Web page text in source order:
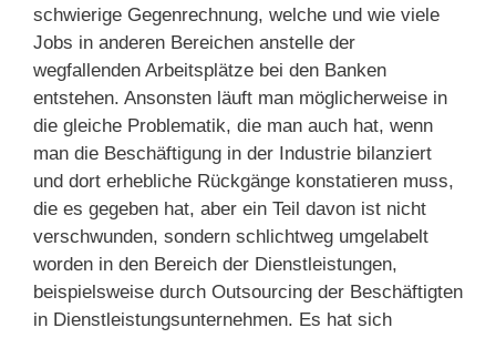
schwierige Gegenrechnung, welche und wie viele
Jobs in anderen Bereichen anstelle der
wegfallenden Arbeitsplätze bei den Banken
entstehen. Ansonsten läuft man möglicherweise in
die gleiche Problematik, die man auch hat, wenn
man die Beschäftigung in der Industrie bilanziert
und dort erhebliche Rückgänge konstatieren muss,
die es gegeben hat, aber ein Teil davon ist nicht
verschwunden, sondern schlichtweg umgelabelt
worden in den Bereich der Dienstleistungen,
beispielsweise durch Outsourcing der Beschäftigten
in Dienstleistungsunternehmen. Es hat sich